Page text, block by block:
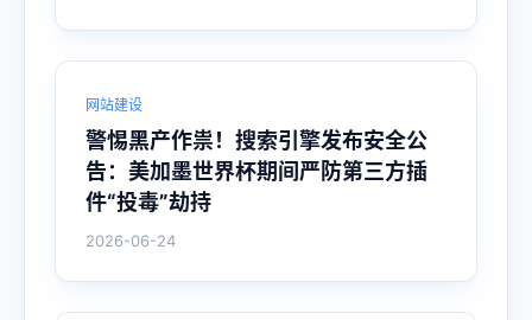
网站建设
警惕黑产作祟！搜索引擎发布安全公
告：美加墨世界杯期间严防第三方插
件“投毒”劫持
2026-06-24